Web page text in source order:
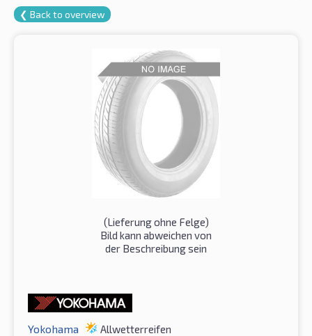
❮ Back to overview
(Lieferung ohne Felge)
Bild kann abweichen von
der Beschreibung sein
Yokohama Allwetterreifen